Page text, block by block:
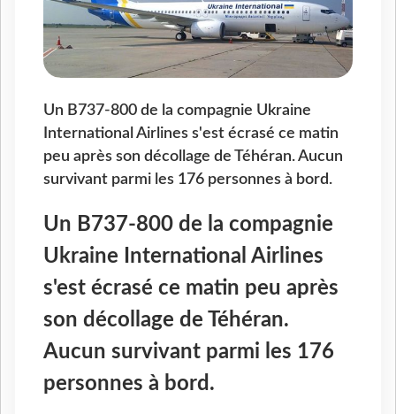
Un B737-800 de la compagnie Ukraine
International Airlines s'est écrasé ce matin
peu après son décollage de Téhéran. Aucun
survivant parmi les 176 personnes à bord.
Un B737-800 de la compagnie
Ukraine International Airlines
s'est écrasé ce matin peu après
son décollage de Téhéran.
Aucun survivant parmi les 176
personnes à bord.